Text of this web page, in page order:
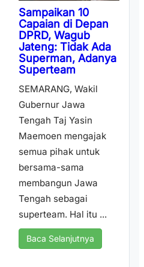
Sampaikan 10
Capaian di Depan
DPRD, Wagub
Jateng: Tidak Ada
Superman, Adanya
Superteam
SEMARANG, Wakil
Gubernur Jawa
Tengah Taj Yasin
Maemoen mengajak
semua pihak untuk
bersama-sama
membangun Jawa
Tengah sebagai
superteam. Hal itu ...
Baca Selanjutnya